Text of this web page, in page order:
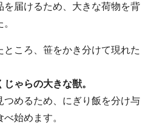
届けるため、大きな荷物を背
ころ、笹をかき分けて現れた
ゃらの大きな獣。
めるため、にぎり飯を分け与
始めます。